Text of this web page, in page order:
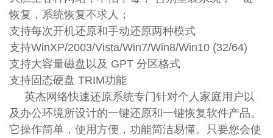
恢复，系统恢复不求人；
支持每次开机还原和手动还原两种模式
支持WinXP/2003/Vista/Win7/Win8/Win10 (32/64)
支持大容量磁盘以及 GPT 分区格式
支持固态硬盘 TRIM功能
英杰网络快速还原系统专门针对个人家庭用户以
及办公环境所设计的一键还原和一键恢复软件产品。
它操作简单，使用方便，功能简洁易懂。只要您会使